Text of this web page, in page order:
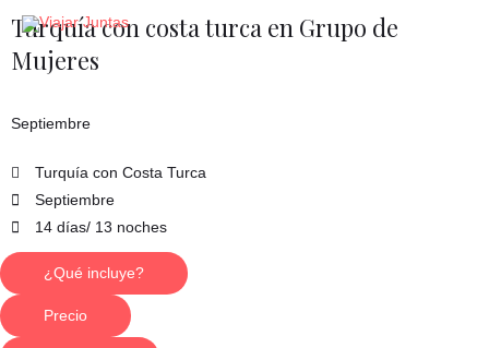
contenido
Turquía con costa turca en Grupo de
Mujeres
Septiembre
Turquía con Costa Turca
Septiembre
14 días/ 13 noches
¿Qué incluye?
Precio